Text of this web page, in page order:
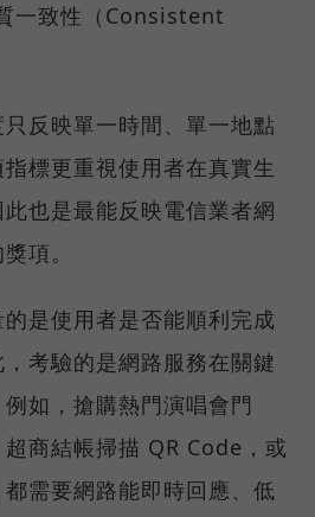
一致性（Consistent
反映單一時間、單一地點
標更重視使用者在真實生
也是最能反映電信業者網
項。
的是使用者是否能順利完成
考驗的是網路服務在關鍵
如，搶購熱門演唱會門
商結帳掃描 QR Code，或
需要網路能即時回應、低